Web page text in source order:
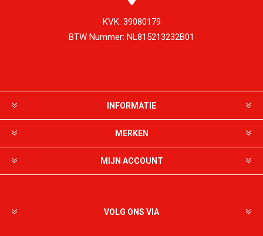
KVK: 39080179
BTW Nummer: NL815213232B01
INFORMATIE
MERKEN
MIJN ACCOUNT
VOLG ONS VIA